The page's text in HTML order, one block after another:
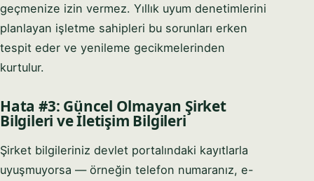
geçmenize izin vermez. Yıllık uyum denetimlerini
planlayan işletme sahipleri bu sorunları erken
tespit eder ve yenileme gecikmelerinden
kurtulur.
Hata #3: Güncel Olmayan Şirket
Bilgileri ve İletişim Bilgileri
Şirket bilgileriniz devlet portalındaki kayıtlarla
uyuşmuyorsa — örneğin telefon numaranız, e-